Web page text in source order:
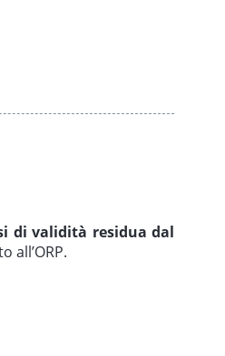
di validità residua dal
all’ORP.